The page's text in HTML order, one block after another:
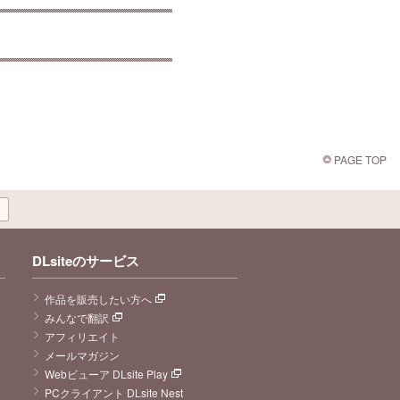
PAGE TOP
DLsiteのサービス
作品を販売したい方へ
みんなで翻訳
アフィリエイト
メールマガジン
Webビューア DLsite Play
PCクライアント DLsite Nest